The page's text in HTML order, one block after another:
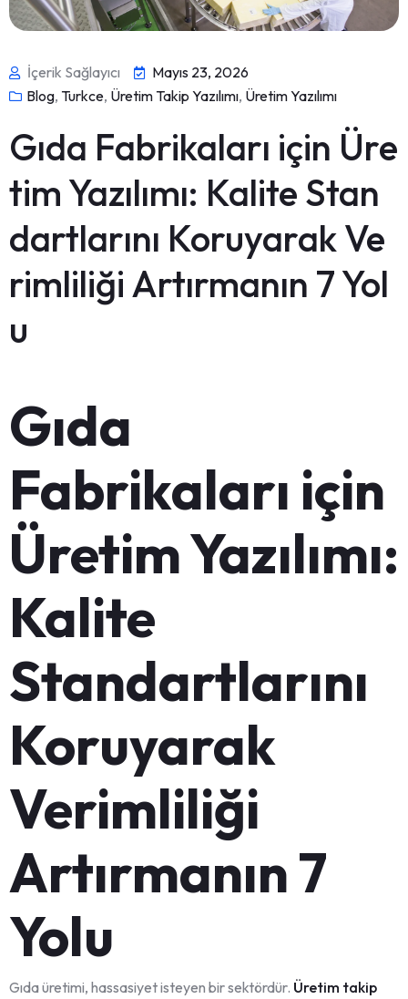
İçerik Sağlayıcı
Mayıs 23, 2026
Blog, Turkce, Üretim Takip Yazılımı, Üretim Yazılımı
Gıda Fabrikaları için Üre
tim Yazılımı: Kalite Stan
dartlarını Koruyarak Ve
rimliliği Artırmanın 7 Yol
u
Gıda
Fabrikaları için
Üretim Yazılımı:
Kalite
Standartlarını
Koruyarak
Verimliliği
Artırmanın 7
Yolu
Gıda üretimi, hassasiyet isteyen bir sektördür. Üretim takip